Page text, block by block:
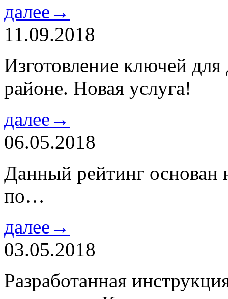
далее→
11.09.2018
Изготовление ключей
районе. Новая услуга!
далее→
06.05.2018
Данный рейтинг основан
по…
далее→
03.05.2018
Разработанная